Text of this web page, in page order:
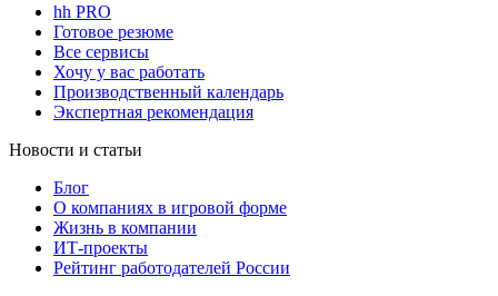
hh PRO
Готовое резюме
Все сервисы
Хочу у вас работать
Производственный календарь
Экспертная рекомендация
Новости и статьи
Блог
О компаниях в игровой форме
Жизнь в компании
ИТ-проекты
Рейтинг работодателей России